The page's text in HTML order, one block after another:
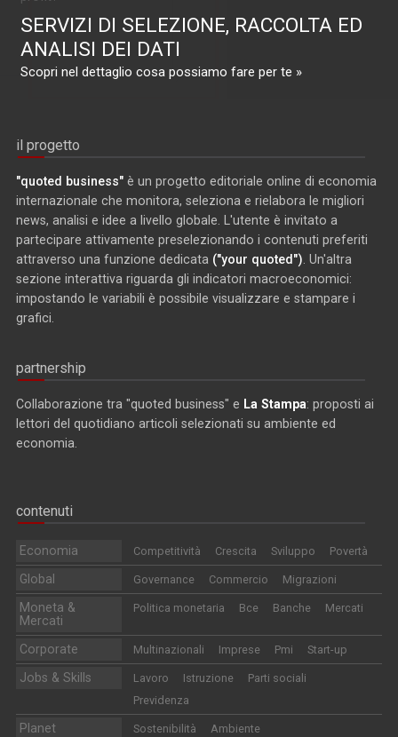
SERVIZI DI SELEZIONE, RACCOLTA ED
ANALISI DEI DATI
Scopri nel dettaglio cosa possiamo fare per te »
il progetto
"quoted business" è un progetto editoriale online di economia
internazionale che monitora, seleziona e rielabora le migliori
news, analisi e idee a livello globale. L'utente è invitato a
partecipare attivamente preselezionando i contenuti preferiti
attraverso una funzione dedicata ("your quoted"). Un'altra
sezione interattiva riguarda gli indicatori macroeconomici:
impostando le variabili è possibile visualizzare e stampare i
grafici.
partnership
Collaborazione tra "quoted business" e La Stampa: proposti ai
lettori del quotidiano articoli selezionati su ambiente ed
economia.
contenuti
Economia Competitività Crescita Sviluppo Povertà
Global Governance Commercio Migrazioni
Moneta &
Mercati
Politica monetaria Bce Banche Mercati
Corporate Multinazionali Imprese Pmi Start-up
Jobs & Skills Lavoro Istruzione
Parti sociali
Previdenza
Planet Sostenibilità Ambiente